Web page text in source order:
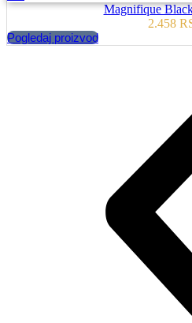
Magnifique
2.458
Pogledaj proizvod